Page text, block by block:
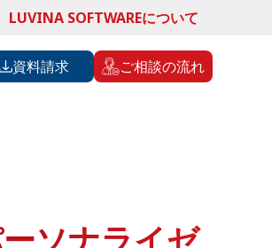
LUVINA SOFTWAREについて
資料請求 ご相談の流れ